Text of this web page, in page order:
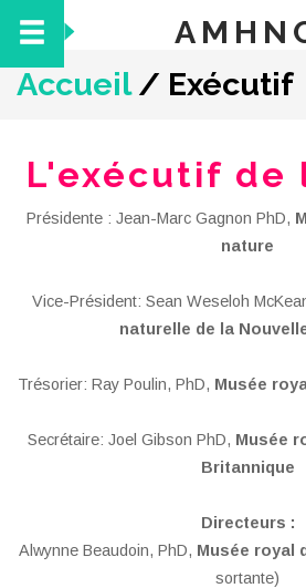
Accueil/ Exécutif
L'exécutif de
Présidente : Jean-Marc Gagnon PhD,
nature
Vice-Président: Sean Weseloh
naturelle de la
Trésorier: Ray Poulin, PhD, Musée
Secrétaire: Joel Gibson PhD, Musée
Britannique
Directeurs :
Alwynne Beaudoin, PhD, Musée royal
sortante)